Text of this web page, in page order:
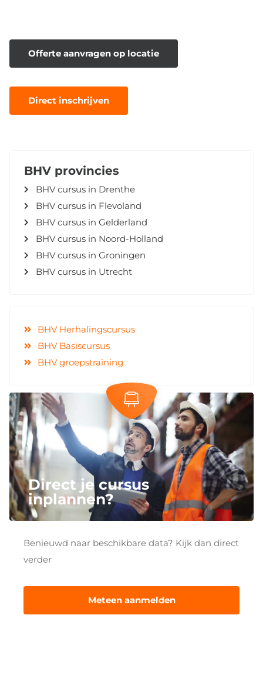
Offerte aanvragen op locatie
Direct inschrijven
BHV provincies
BHV cursus in Drenthe
BHV cursus in Flevoland
BHV cursus in Gelderland
BHV cursus in Noord-Holland
BHV cursus in Groningen
BHV cursus in Utrecht
BHV Herhalingscursus
BHV Basiscursus
BHV groepstraining
Direct je cursus
inplannen?
Benieuwd naar beschikbare data? Kijk dan direct
verder
Meteen aanmelden